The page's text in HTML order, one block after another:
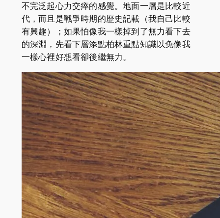
不完泛起心力交瘁的感覺。地面一層是比較近
代，而且是戰爭時期的歷史記載（我自己比較
有興趣）；如果怕像我一樣掉到了無力看下去
的深淵，先看下層添點柏林重點知識以免像我
一樣心裡好想看卻後繼無力。